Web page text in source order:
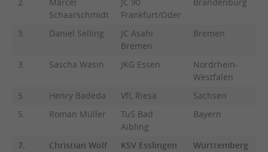
2.
Marcel
Schaarschmidt
JC 90
Frankfurt/Oder
Brandenburg
3. Daniel Selling
JC Asahi
Bremen
Bremen
3. Sascha Wasin JKG Essen
Nordrhein-
Westfalen
5.
Henry Badeda VfL Riesa
Sachsen
5.
Roman Müller
TuS Bad
Aibling
Bayern
7. Christian Wolf KSV Esslingen
Württemberg